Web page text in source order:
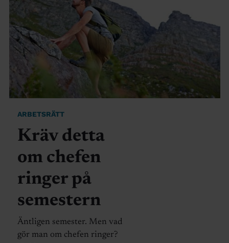
ARBETSRÄTT
Kräv detta
om chefen
ringer på
semestern
Äntligen semester. Men vad
gör man om chefen ringer?